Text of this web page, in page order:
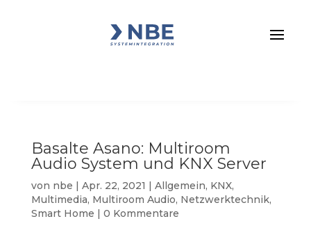
Basalte Asano: Multiroom
Audio System und KNX Server
von nbe | Apr. 22, 2021 | Allgemein, KNX,
Multimedia, Multiroom Audio, Netzwerktechnik,
Smart Home | 0 Kommentare